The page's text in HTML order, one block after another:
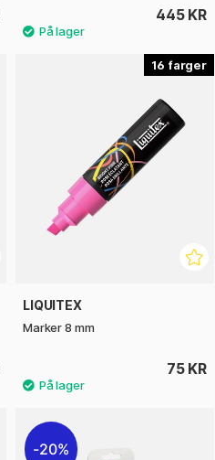
445 KR
16
LIQUITEX
Marker 8 mm
75 KR
20%